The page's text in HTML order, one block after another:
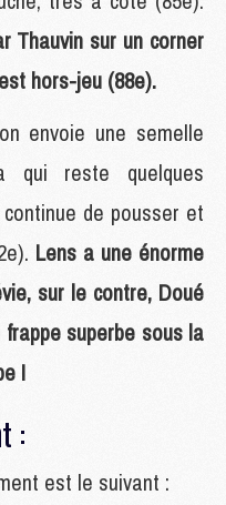
Thauvin sur un corner
hors-jeu (88e).
envoie une semelle
qui reste quelques
de pousser et
Lens a une énorme
sur le contre, Doué
superbe sous la
!
:
est le suivant :